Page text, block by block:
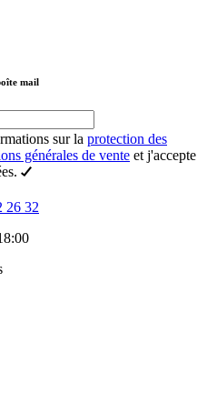
mail
sur la protection des
générales de vente et j'accepte
26 32